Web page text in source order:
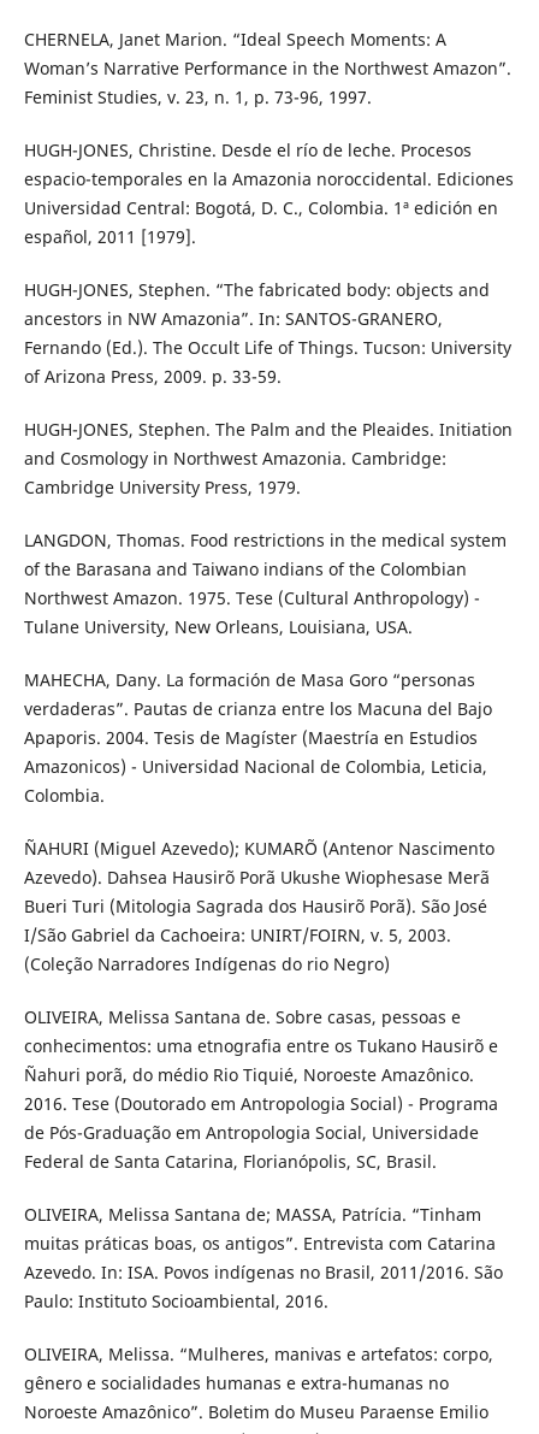
CHERNELA, Janet Marion. “Ideal Speech Moments: A
Woman’s Narrative Performance in the Northwest Amazon”.
Feminist Studies, v. 23, n. 1, p. 73-96, 1997.
HUGH-JONES, Christine. Desde el río de leche. Procesos
espacio-temporales en la Amazonia noroccidental. Ediciones
Universidad Central: Bogotá, D. C., Colombia. 1ª edición en
español, 2011 [1979].
HUGH-JONES, Stephen. “The fabricated body: objects and
ancestors in NW Amazonia”. In: SANTOS-GRANERO,
Fernando (Ed.). The Occult Life of Things. Tucson: University
of Arizona Press, 2009. p. 33-59.
HUGH-JONES, Stephen. The Palm and the Pleaides. Initiation
and Cosmology in Northwest Amazonia. Cambridge:
Cambridge University Press, 1979.
LANGDON, Thomas. Food restrictions in the medical system
of the Barasana and Taiwano indians of the Colombian
Northwest Amazon. 1975. Tese (Cultural Anthropology) -
Tulane University, New Orleans, Louisiana, USA.
MAHECHA, Dany. La formación de Masa Goro “personas
verdaderas”. Pautas de crianza entre los Macuna del Bajo
Apaporis. 2004. Tesis de Magíster (Maestría en Estudios
Amazonicos) - Universidad Nacional de Colombia, Leticia,
Colombia.
ÑAHURI (Miguel Azevedo); KUMARÕ (Antenor Nascimento
Azevedo). Dahsea Hausirõ Porã Ukushe Wiophesase Merã
Bueri Turi (Mitologia Sagrada dos Hausirõ Porã). São José
I/São Gabriel da Cachoeira: UNIRT/FOIRN, v. 5, 2003.
(Coleção Narradores Indígenas do rio Negro)
OLIVEIRA, Melissa Santana de. Sobre casas, pessoas e
conhecimentos: uma etnografia entre os Tukano Hausirõ e
Ñahuri porã, do médio Rio Tiquié, Noroeste Amazônico.
2016. Tese (Doutorado em Antropologia Social) - Programa
de Pós-Graduação em Antropologia Social, Universidade
Federal de Santa Catarina, Florianópolis, SC, Brasil.
OLIVEIRA, Melissa Santana de; MASSA, Patrícia. “Tinham
muitas práticas boas, os antigos”. Entrevista com Catarina
Azevedo. In: ISA. Povos indígenas no Brasil, 2011/2016. São
Paulo: Instituto Socioambiental, 2016.
OLIVEIRA, Melissa. “Mulheres, manivas e artefatos: corpo,
gênero e socialidades humanas e extra-humanas no
Noroeste Amazônico”. Boletim do Museu Paraense Emilio